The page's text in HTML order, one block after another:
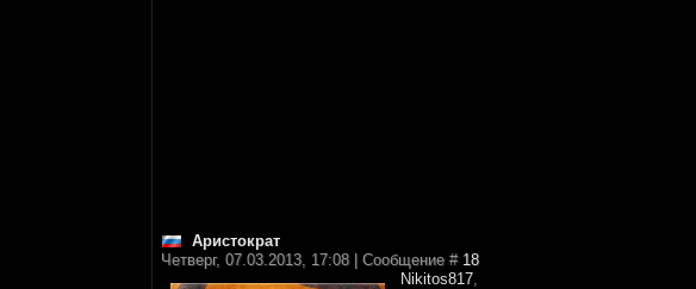
Аристократ
Четверг, 07.03.2013, 17:08 | Сообщение # 18
Nikitos817,